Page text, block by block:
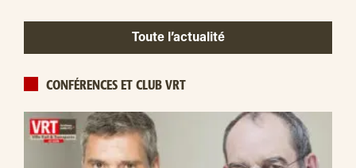
Toute l’actualité
CONFÉRENCES ET CLUB VRT